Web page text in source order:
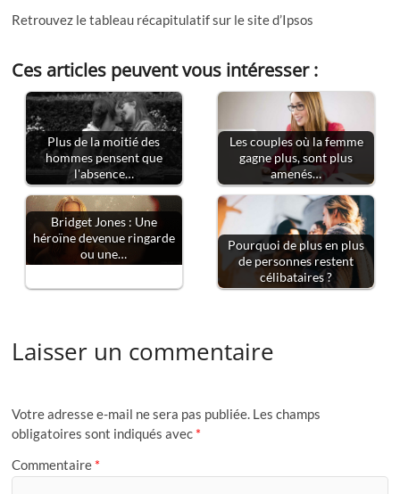
Retrouvez le tableau récapitulatif sur le site d’Ipsos
Ces articles peuvent vous intéresser :
Plus de la moitié des
hommes pensent que
l'absence…
Les couples où la femme
gagne plus, sont plus
amenés…
Bridget Jones : Une
héroïne devenue ringarde
ou une…
Pourquoi de plus en plus
de personnes restent
célibataires ?
Laisser un commentaire
Votre adresse e-mail ne sera pas publiée. Les champs
obligatoires sont indiqués avec *
Commentaire *